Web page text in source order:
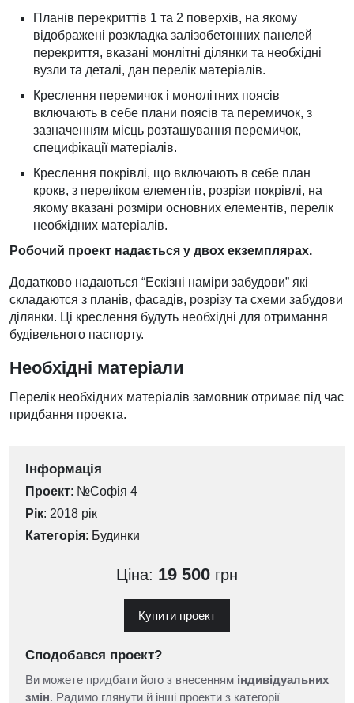
Планів перекриттів 1 та 2 поверхів, на якому
відображені розкладка залізобетонних панелей
перекриття, вказані монлітні ділянки та необхідні
вузли та деталі, дан перелік матеріалів.
Креслення перемичок і монолітних поясів
включають в себе плани поясів та перемичок, з
зазначенням місць розташування перемичок,
специфікації матеріалів.
Креслення покрівлі, що включають в себе план
крокв, з переліком елементів, розрізи покрівлі, на
якому вказані розміри основних елементів, перелік
необхідних матеріалів.
Робочий проект надається у двох екземплярах.
Додатково надаються “Ескізні наміри забудови” які
складаются з планів, фасадів, розрізу та схеми забудови
ділянки. Ці креслення будуть необхідні для отримання
будівельного паспорту.
Необхідні матеріали
Перелік необхідних матеріалів замовник отримає під час
придбання проекта.
Інформація
Проект: №Софія 4
Рік: 2018 рік
Категорія: Будинки
Ціна: 19 500 грн
Купити проект
Сподобався проект?
Ви можете придбати його з внесенням індивідуальних
змін. Радимо глянути й інші проекти з категорії